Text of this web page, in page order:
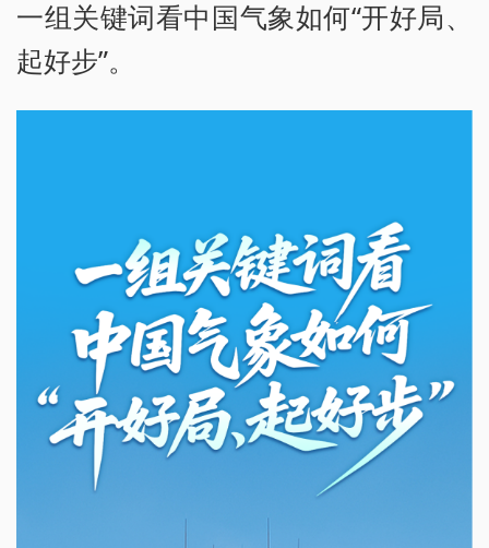
一组关键词看中国气象如何“开好局、
起好步”。